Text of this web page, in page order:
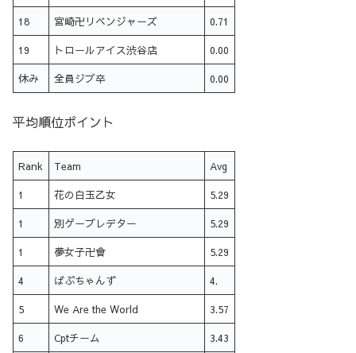
18 宮崎卍リベンジャーズ 0.71
19 トロールアイス渋谷店 0.00
休み 全員ジブ卒 0.00
平均順位ポイント
Rank Team Avg
1 花の白玉乙女 5.29
1 別ゲープレデター 5.29
1 夢女子卍會 5.29
4 ばぶちゃんず 4.
5 We Are the World 3.57
6 Cptチーム 3.43